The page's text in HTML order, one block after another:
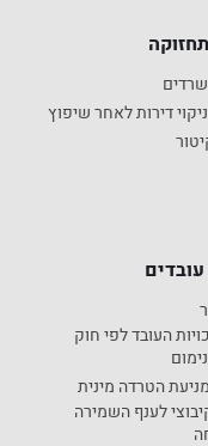
דירות לאחר שיפוץ
העובד לפי חוק
הטרדה מינית
לענף השמירה